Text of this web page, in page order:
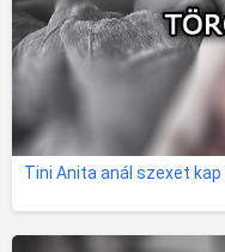
Tini Anita anál szexet